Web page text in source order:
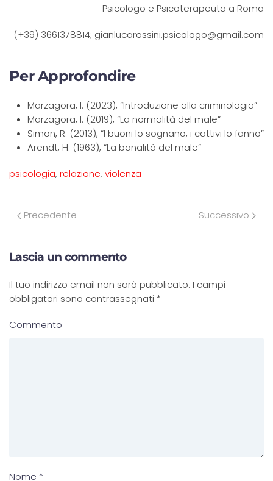
Psicologo e Psicoterapeuta a Roma
(+39) 3661378814; gianlucarossini.psicologo@gmail.com
Per Approfondire
Marzagora, I. (2023), “Introduzione alla criminologia”
Marzagora, I. (2019), “La normalità del male”
Simon, R. (2013), “I buoni lo sognano, i cattivi lo fanno”
Arendt, H. (1963), “La banalità del male”
psicologia, relazione, violenza
Precedente Successivo
Lascia un commento
Il tuo indirizzo email non sarà pubblicato. I campi
obbligatori sono contrassegnati *
Commento
Nome *